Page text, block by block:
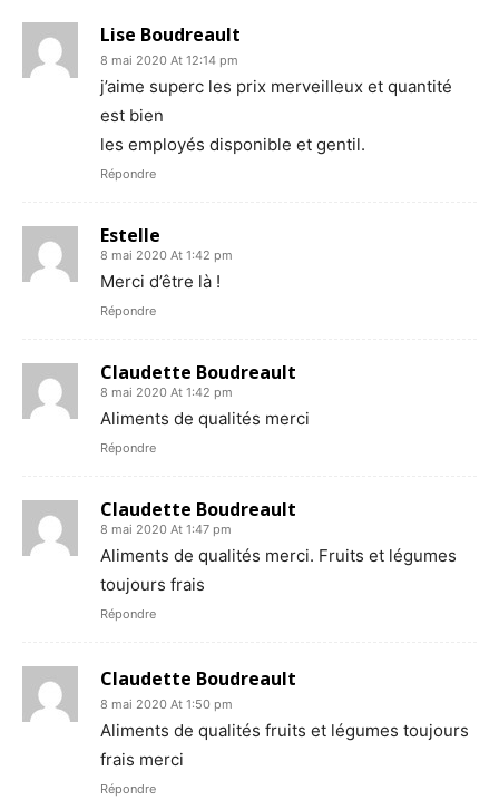
Lise Boudreault
8 mai 2020 At 12:14 pm
j’aime superc les prix merveilleux et quantité
est bien
les employés disponible et gentil.
Répondre
Estelle
8 mai 2020 At 1:42 pm
Merci d’être là !
Répondre
Claudette Boudreault
8 mai 2020 At 1:42 pm
Aliments de qualités merci
Répondre
Claudette Boudreault
8 mai 2020 At 1:47 pm
Aliments de qualités merci. Fruits et légumes
toujours frais
Répondre
Claudette Boudreault
8 mai 2020 At 1:50 pm
Aliments de qualités fruits et légumes toujours
frais merci
Répondre